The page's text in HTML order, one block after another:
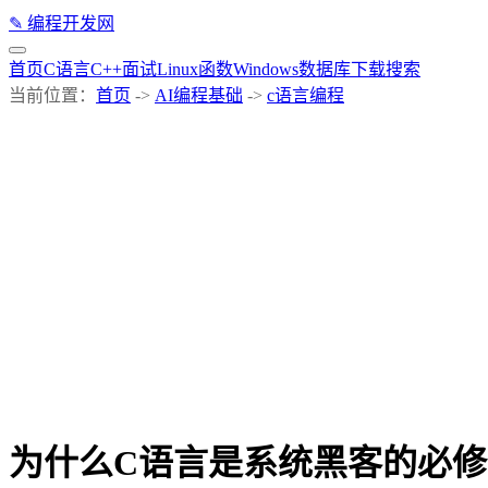
✎ 编程开发网
首页C语言C++面试Linux函数Windows数据库下载搜索
当前位置： 首页 -> AI编程基础 -> c语言编程
为什么C语言是系统黑客的必